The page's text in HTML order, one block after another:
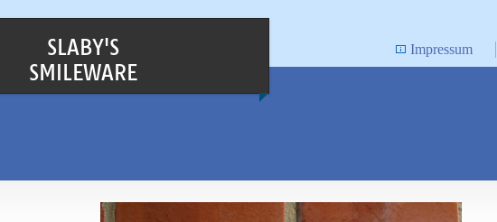
SLABY'S
SMILEWARE
Impressum